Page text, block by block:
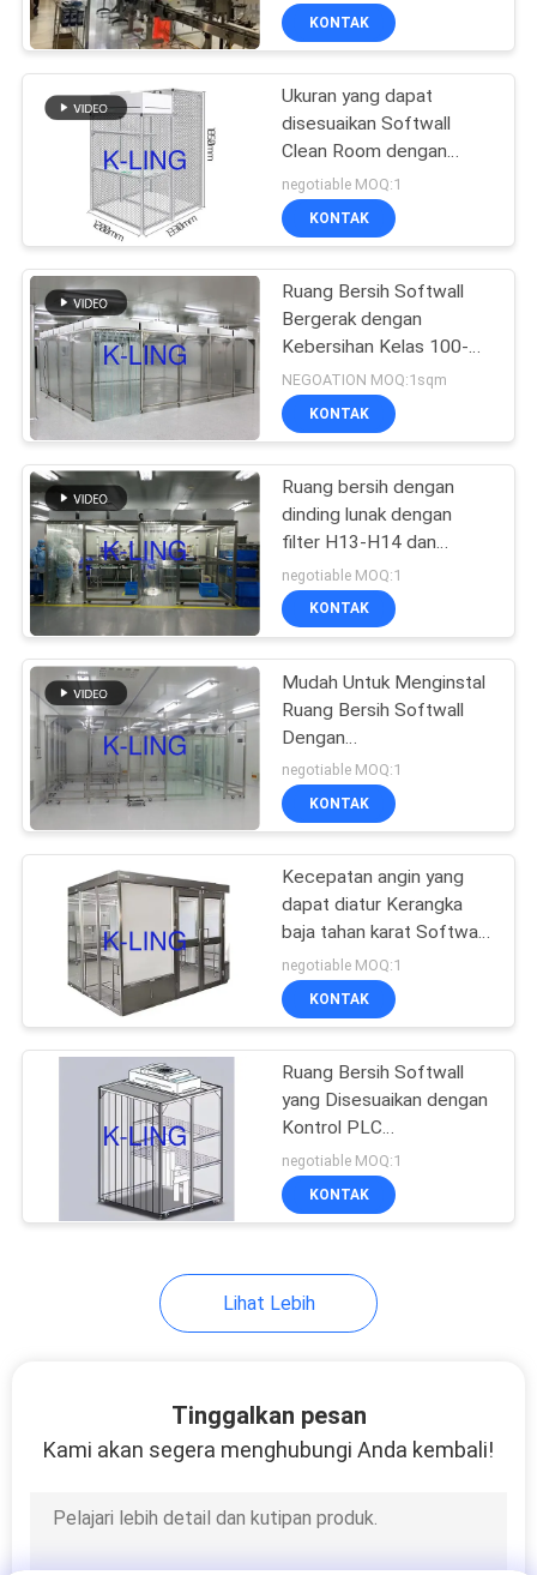
Kotak Pass Air
Shower
66
Membagikan Booth
139
Kamar Bersih
Softwall
filter Fan unit
Lemari Aliran
Laminar
Kotak Filter HEPA
KONTAK
Ukuran yang dapat
disesuaikan Softwall
Clean Room dengan
aliran udara unidirectional
dan pemasangan mudah
negotiable MOQ:1
KONTAK
Ruang Bersih Softwall
Bergerak dengan
Kebersihan Kelas 100-
10000 dan Garansi 2
Tahun untuk Industri
Mikroelektronik
NEGOATION MOQ:1sqm
KONTAK
Ruang bersih dengan
dinding lunak dengan
filter H13-H14 dan
kontrol suhu 20-25 °C
negotiable MOQ:1
KONTAK
Mudah Untuk Menginstal
Ruang Bersih Softwall
Dengan
Kebisingan≤60dB Untuk
Kelembaban 45-65%RH
negotiable MOQ:1
KONTAK
Kecepatan angin yang
dapat diatur Kerangka
baja tahan karat Softwall
Ruang bersih dengan
pemasangan mudah
negotiable MOQ:1
KONTAK
Ruang Bersih Softwall
yang Disesuaikan dengan
Kontrol PLC
Pencahayaan LED dan
Aliran Udara yang Bisa
Disesuaikan
negotiable MOQ:1
KONTAK
Lihat Lebih
Tinggalkan pesan
Kami akan segera menghubungi Anda kembali!